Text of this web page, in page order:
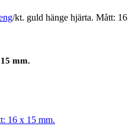
/kt. guld hänge hjärta. Mått: 16
mm.